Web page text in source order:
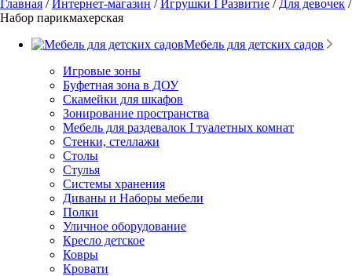
Главная /Интернет-магазин /Игрушки I Развитие / Для девочек /
Набор парикмахерская
Мебель для детских садов
Игровые зоны
Буфетная зона в ДОУ
Скамейки для шкафов
Зонирование пространства
Мебель для раздевалок I туалетных комнат
Стенки, стеллажи
Столы
Стулья
Системы хранения
Диваны и Наборы мебели
Полки
Уличное оборудование
Кресло детское
Ковры
Кровати